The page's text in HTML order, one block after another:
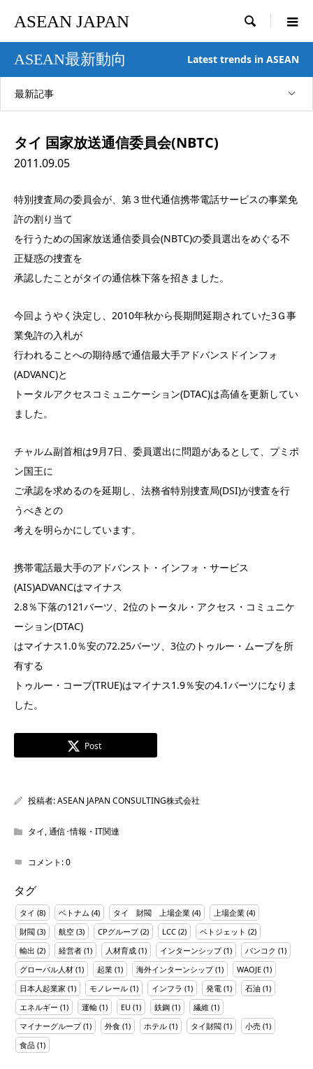
ASEAN JAPAN 
ASEAN最新動向 Latest trends in ASEAN
最新記事
タイ 国家放送通信委員会(NBTC)
2011.09.05
特別捜査局の委員会が、第３世代通信携帯電話サービスの事業免
許の割り当て
を行うための国家放送通信委員会(NBTC)の委員選出をめぐる不
正疑惑の捜査を
承認したことがタイの通信株下落を招きました。
今回ようやく決定し、2010年秋から長期間延期されていた3Ｇ事
業免許の入札が
行われることへの期待感で通信最大手アドバンスドインフォ
(ADVANC)と
トータルアクセスコミュニケーション(DTAC)は高値を更新してい
ました。
チャルム副首相は9月7日、委員選出に問題があるとして、プミポ
ン国王に
ご承認を求めるのを延期し、法務省特別捜査局(DSI)が捜査を行
うべきとの
考えを明らかにしています。
携帯電話最大手のアドバンスト・インフォ・サービス
(AIS)ADVANCはマイナス
2.8％下落の121バーツ、2位のトータル・アクセス・コミュニケ
ーション(DTAC)
はマイナス1.0％安の72.25バーツ、3位のトゥルー・ムーブを所
有する
トゥルー・コープ(TRUE)はマイナス1.9％安の4.1バーツになりま
した。
Post
投稿者:ASEAN JAPAN CONSULTING株式会社
タイ,通信･情報・IT関連
コメント:0
タグ
タイ (8) ベトナム (4) タイ 財閥 上場企業 (4) 上場企業 (4)
財閥 (3) 航空 (3) CPグループ(2) LCC (2) ベトジェット (2)
輸出 (2) 経営者 (1) 人材育成 (1) インターンシップ(1) バンコク (1)
グローバル人材 (1) 起業 (1) 海外インターンシップ(1) WAOJE (1)
日本人起業家 (1) モノレール (1) インフラ (1) 発電 (1) 石油 (1)
エネルギー (1) 運輸 (1) EU (1) 鉄鋼 (1) 繊維 (1)
マイナーグループ(1) 外食 (1) ホテル (1) タイ財閥 (1) 小売 (1)
食品 (1)